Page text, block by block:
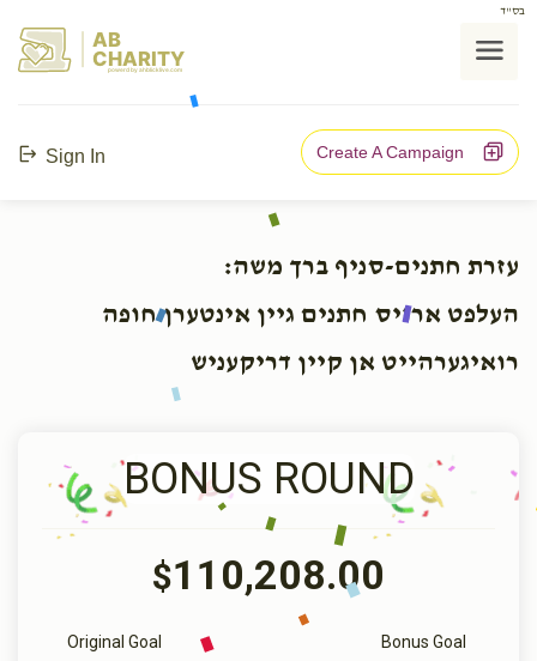
בס"ד
AB
CHARITY
powerd by ahblicklive.com
Sign In Create A Campaign
עזרת חתנים-סניף ברך משה:
העלפט ארויס חתנים גיין אינטערן חופה
רואיגערהייט אן קיין דריקעניש
BONUS ROUND
$110,208.00
Bonus Goal
Original Goal